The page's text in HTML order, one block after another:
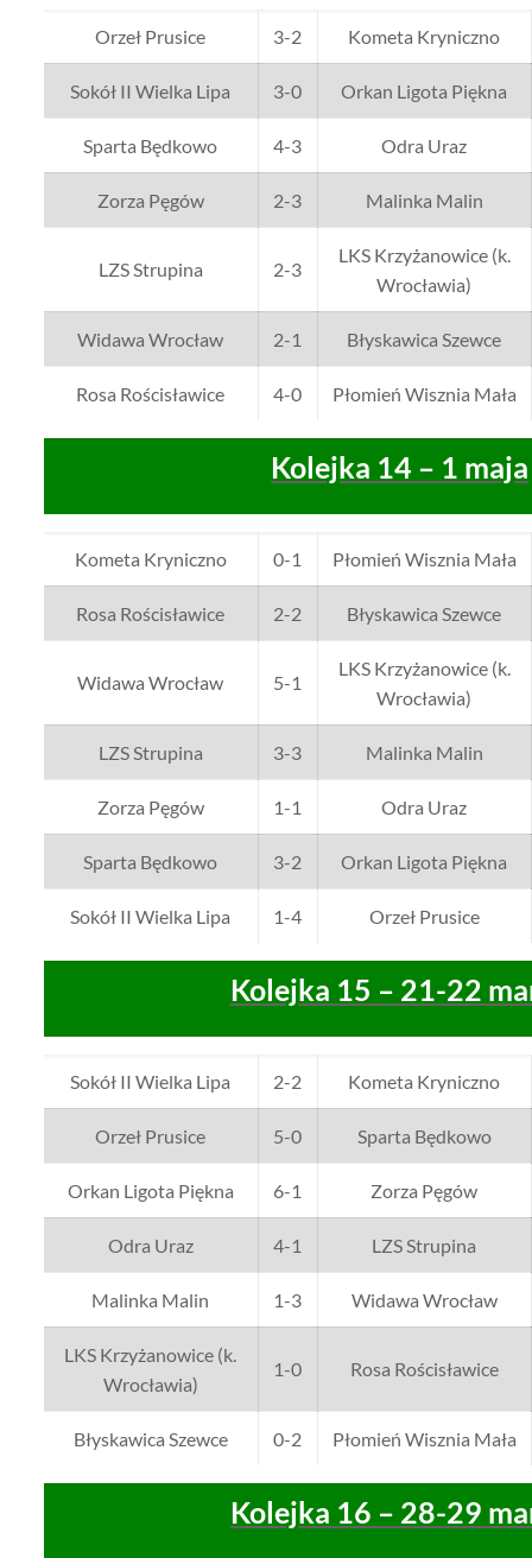
Orzeł Prusice 3-2 Kometa Kryniczno
Sokół II Wielka Lipa 3-0 Orkan Ligota Piękna
Sparta Będkowo 4-3 Odra Uraz
Zorza Pęgów 2-3 Malinka Malin
LZS Strupina 2-3
LKS Krzyżanowice (k.
Wrocławia)
Widawa Wrocław 2-1 Błyskawica Szewce
Rosa Rościsławice 4-0 Płomień Wisznia Mała
Kolejka 14 – 1 maja
Kometa Kryniczno 0-1 Płomień Wisznia Mała
Rosa Rościsławice 2-2 Błyskawica Szewce
Widawa Wrocław 5-1
LKS Krzyżanowice (k.
Wrocławia)
LZS Strupina 3-3 Malinka Malin
Zorza Pęgów 1-1 Odra Uraz
Sparta Będkowo 3-2 Orkan Ligota Piękna
Sokół II Wielka Lipa 1-4 Orzeł Prusice
Kolejka 15 – 21-22
Sokół II Wielka Lipa 2-2 Kometa Kryniczno
Orzeł Prusice 5-0 Sparta Będkowo
Orkan Ligota Piękna 6-1 Zorza Pęgów
Odra Uraz 4-1 LZS Strupina
Malinka Malin 1-3 Widawa Wrocław
LKS Krzyżanowice (k.
Wrocławia)
1-0 Rosa Rościsławice
Błyskawica Szewce 0-2 Płomień Wisznia Mała
Kolejka 16 – 28-29